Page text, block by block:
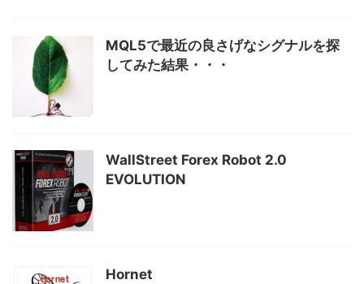
MQL5で最近の良さげなシグナルを探
してみた結果・・・
WallStreet Forex Robot 2.0
EVOLUTION
Hornet